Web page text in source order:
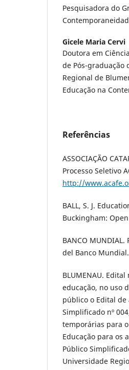
Pesquisadora do
Gicele Maria Cervi
Doutora em
de Pós-graduação
Regional de
Educação na
Referências
ASSOCIAÇÃO
Processo Seletivo
http://
BALL, S. J.
Buckingham:
BANCO
del Banco
BLUMENAU.
educação, no uso
público o Edital de
Simplificado nº
temporárias para
Educação para os
Público
Universidade